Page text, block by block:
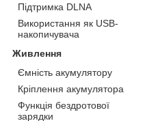
Підтримка DLNA
Використання як USB-
накопичувача
Живлення
Ємність акумулятору
Кріплення акумулятора
Функція бездротової
зарядки